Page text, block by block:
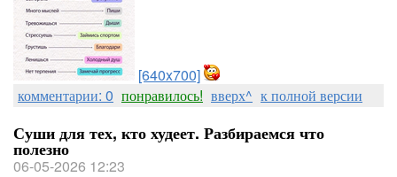
[640x700]
комментарии: 0 понравилось! вверх^ к полной версии
Суши для тех, кто худеет. Разбираемся что
полезно
06-05-2026 12:23